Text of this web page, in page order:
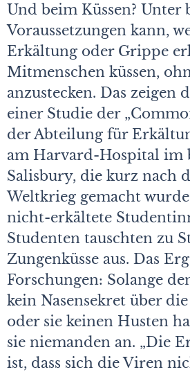
Und beim Küssen? Unter
Voraussetzungen kann,
Erkältung oder Grippe
Mitmenschen küssen,
anzustecken. Das zeigen
einer Studie der
der Abteilung für
am Harvard-Hospital im
Salisbury, die kurz nach
Weltkrieg gemacht
nicht-erkältete
Studenten tauschten zu
Zungenküsse aus. Das
Forschungen: Solange
kein Nasensekret über
oder sie keinen Husten
sie niemanden an. „Die
ist, dass sich die Viren